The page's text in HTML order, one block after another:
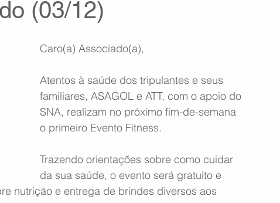
Depoimentos Amigo da ASAGOL
Teste ICAO Fadigômetro
(03/12)
Caro(a) Associado(a),
Atentos à saúde dos tripulantes e seus
familiares, ASAGOL e ATT, com o apoio do
SNA, realizam no próximo fim-de-semana
o primeiro Evento Fitness.
Trazendo orientações sobre como cuidar
da sua saúde, o evento será gratuito e
nutrição e entrega de brindes diversos aos